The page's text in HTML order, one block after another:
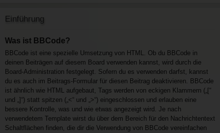
Einführung
Was ist BBCode?
BBCode ist eine spezielle Umsetzung von HTML. Ob du BBCode in
deinen Beiträgen auf diesem Board verwenden kannst, wird durch die
Board-Administration festgelegt. Sofern du es verwenden darfst, kannst
du es auch im Beitrags-Formular für diesen Beitrag deaktivieren. BBCode
ist ähnlich wie HTML aufgebaut, Tags werden von eckigen Klammern („[“
und „]“) statt spitzen („<“ und „>“) eingeschlossen und erlauben eine
bessere Kontrolle, was und wie etwas angezeigt wird. Je nach
verwendetem Template wirst du über dem Bereich für den Nachrichtentext
Schaltflächen finden, die dir die Verwendung von BBCode vereinfachen